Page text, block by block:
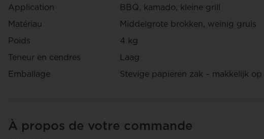
Application
BBQ, kamado, kleine grill
Matériau
Middelgrote brokken, weinig gruis
Poids
4 kg
Teneur en cendres
Laag
Emballage
Stevige papieren zak – makkelijk
À propos de votre commande